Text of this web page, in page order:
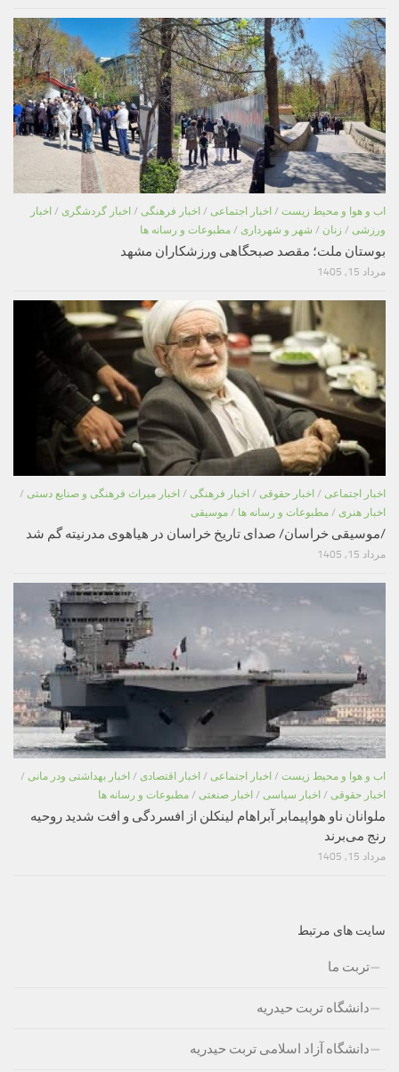
اب و هوا و محیط زیست / اخبار اجتماعی / اخبار فرهنگی / اخبار گردشگری / اخبار
ورزشی / زنان / شهر و شهرداری / مطبوعات و رسانه ها
بوستان ملت؛ مقصد صبحگاهی ورزشکاران مشهد
مرداد 15, 1405
اخبار اجتماعی / اخبار حقوقی / اخبار فرهنگی / اخبار میراث فرهنگی و صنایع دستی /
اخبار هنری / مطبوعات و رسانه ها / موسیقی
/موسیقی خراسان/ صدای تاریخ خراسان در هیاهوی مدرنیته گم شد
مرداد 15, 1405
اب و هوا و محیط زیست / اخبار اجتماعی / اخبار اقتصادی / اخبار بهداشتی ودر مانی /
اخبار حقوقی / اخبار سیاسی / اخبار صنعتی / مطبوعات و رسانه ها
ملوانان ناو هواپیمابر آبراهام لینکلن از افسردگی و افت شدید روحیه
رنج می‌برند
مرداد 15, 1405
سایت های مرتبط
تربت ما
دانشگاه تربت حیدریه
دانشگاه آزاد اسلامی تربت حیدریه